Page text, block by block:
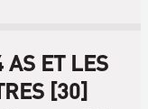
AS ET LES
[30]